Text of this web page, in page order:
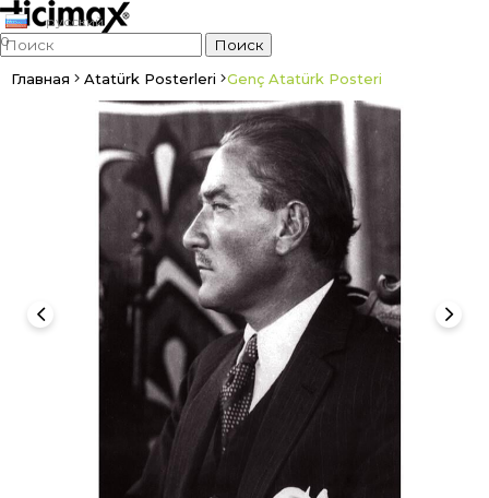
русский
0
Главная Atatürk Posterleri Genç Atatürk Posteri